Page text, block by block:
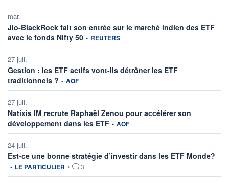
mar.
Jio-BlackRock fait son entrée sur le marché indien des ETF
avec le fonds Nifty 50information fournie par
• REUTERS
27 juil.
Gestion : les ETF actifs vont-ils détrôner les ETF
traditionnels ? information fournie par
• AOF
27 juil.
Natixis IM recrute Raphaël Zenou pour accélérer son
développement dans les ETFinformation fournie par
• AOF
24 juil.
Est-ce une bonne stratégie d’investir dans les ETF Monde?
• LE PARTICULIER • 3